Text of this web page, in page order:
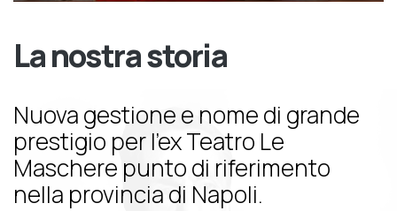
La nostra storia
Nuova gestione e nome di grande
prestigio per l’ex Teatro Le
Maschere punto di riferimento
nella provincia di Napoli.